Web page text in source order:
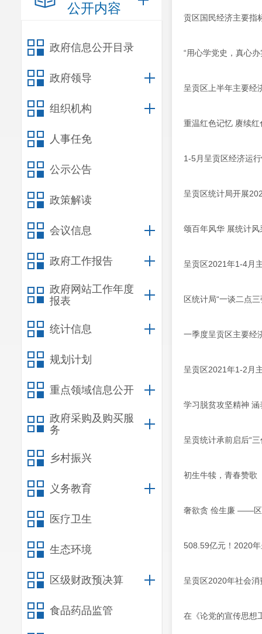
公开内容
政府信息公开目录
政府领导
组织机构
人事任免
公示公告
政策解读
会议信息
政府工作报告
政府网站工作年度
报表
统计信息
规划计划
重点领域信息公开
政府采购及购买服
务
乡村振兴
义务教育
医疗卫生
生态环境
区级财政预决算
食品药品监管
贡区国民经济主要指
“用心学党史，真心
呈贡区上半年主要经
重温红色记忆 赓续红
1-5月呈贡区经济运
呈贡区统计局开展
颂百年风华 展统计风
呈贡区2021年1-4月
区统计局“一谈二点
一季度呈贡区主要经
呈贡区2021年1-2月
学习脱贫攻坚精神
呈贡统计承前启后“三
初生牛犊，青春赞歌
奢欲贪 俭生廉 ——区
508.59亿元！2020
呈贡区2020年社会
在《论党的宣传思想